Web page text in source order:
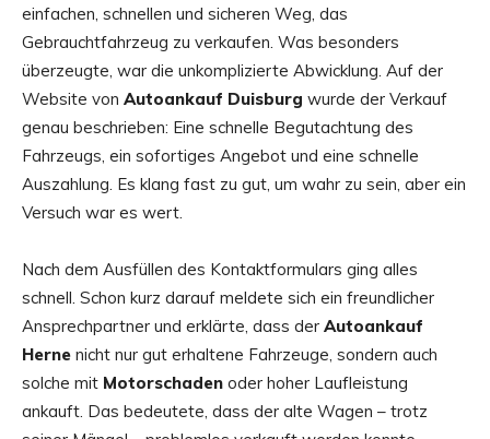
einfachen, schnellen und sicheren Weg, das
Gebrauchtfahrzeug zu verkaufen. Was besonders
überzeugte, war die unkomplizierte Abwicklung. Auf der
Website von Autoankauf Duisburg wurde der Verkauf
genau beschrieben: Eine schnelle Begutachtung des
Fahrzeugs, ein sofortiges Angebot und eine schnelle
Auszahlung. Es klang fast zu gut, um wahr zu sein, aber ein
Versuch war es wert.
Nach dem Ausfüllen des Kontaktformulars ging alles
schnell. Schon kurz darauf meldete sich ein freundlicher
Ansprechpartner und erklärte, dass der Autoankauf
Herne nicht nur gut erhaltene Fahrzeuge, sondern auch
solche mit Motorschaden oder hoher Laufleistung
ankauft. Das bedeutete, dass der alte Wagen – trotz